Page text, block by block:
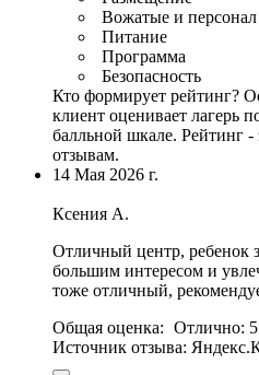
Вожатые и персонал
Питание
Программа
Безопасность
Кто формирует рейтинг?
клиент оценивает лагерь
балльной шкале. Рейтинг -
отзывам.
14 Мая 2026 г.
Ксения А.
Отличный центр, ребенок
большим интересом и
тоже отличный,
Общая оценка: Отлично:
Источник отзыва: